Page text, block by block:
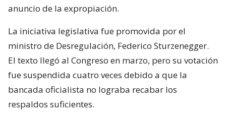
anuncio de la expropiación.
La iniciativa legislativa fue promovida por el
ministro de Desregulación, Federico Sturzenegger.
El texto llegó al Congreso en marzo, pero su votación
fue suspendida cuatro veces debido a que la
bancada oficialista no lograba recabar los
respaldos suficientes.